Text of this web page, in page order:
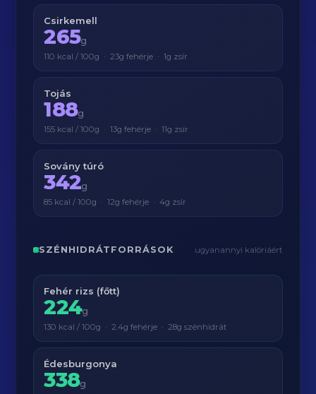
Csirkemell
265g
110 kcal / 100g · 23g fehérje · 1g zsír
Tojás
188g
155 kcal / 100g · 13g fehérje · 11g zsír
Sovány túró
342g
85 kcal / 100g · 12g fehérje · 4g zsír
SZÉNHIDRÁTFORRÁSOK ugyanannyi kalóriáért
Fehér rizs (főtt)
224g
130 kcal / 100g · 2.4g fehérje · 28g szénhidrát
Édesburgonya
338g